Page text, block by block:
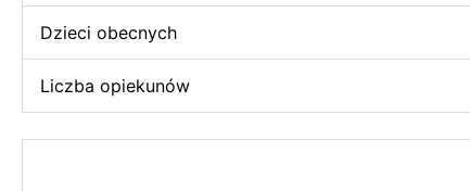
Dzieci obecnych
Liczba opiekunów